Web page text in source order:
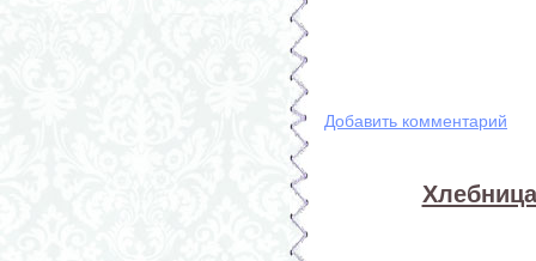
Добавить комментарий